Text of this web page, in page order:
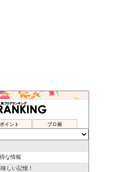
ポイント ブロ画
ック
ストとビジネスクラスに乗れた！
りの注文住宅
な情報
しい記憶！